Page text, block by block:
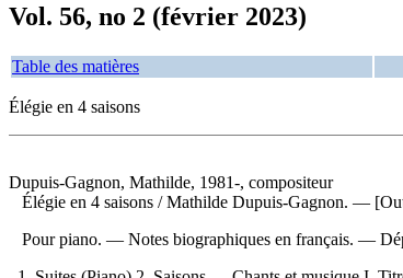
Vol. 56, no 2 (février 2023)
Table des matières
Élégie en 4 saisons
Dupuis-Gagnon, Mathilde, 1981-, compositeur
Élégie en 4 saisons / Mathilde Dupuis-Gagnon. —
Pour piano. — Notes biographiques en français. —